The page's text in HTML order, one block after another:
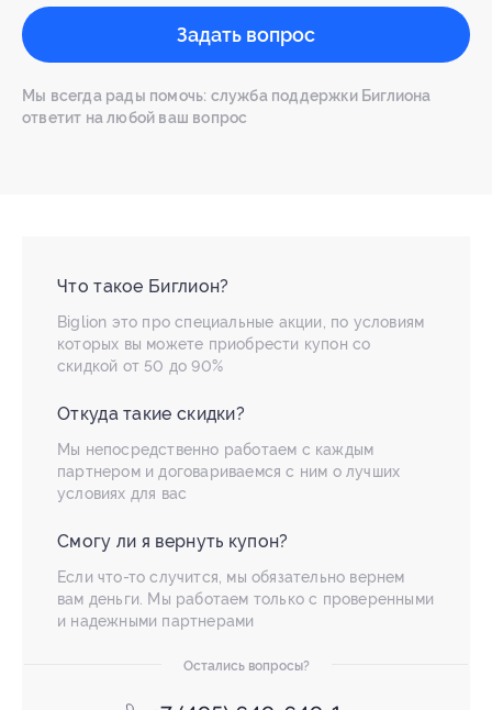
Задать вопрос
Мы всегда рады помочь: служба поддержки Биглиона
ответит на любой ваш вопрос
Что такое Биглион?
Biglion это про специальные акции, по условиям
которых вы можете приобрести купон со
скидкой от 50 до 90%
Откуда такие скидки?
Мы непосредственно работаем с каждым
партнером и договариваемся с ним о лучших
условиях для вас
Смогу ли я вернуть купон?
Если что-то случится, мы обязательно вернем
вам деньги. Мы работаем только с проверенными
и надежными партнерами
Остались вопросы?